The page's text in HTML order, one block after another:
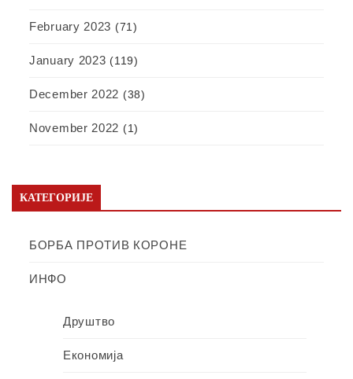
February 2023 (71)
January 2023 (119)
December 2022 (38)
November 2022 (1)
КАТЕГОРИЈЕ
БОРБА ПРОТИВ КОРОНЕ
ИНФО
Друштво
Економија